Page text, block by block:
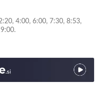
4:00, 6:00, 7:30, 8:53,